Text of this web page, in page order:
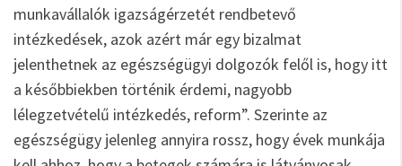
munkavállalók igazságérzetét rendbetevő
intézkedések, azok azért már egy bizalmat
jelenthetnek az egészségügyi dolgozók felől is, hogy itt
a későbbiekben történik érdemi, nagyobb
lélegzetvételű intézkedés, reform”. Szerinte az
egészségügy jelenleg annyira rossz, hogy évek munkája